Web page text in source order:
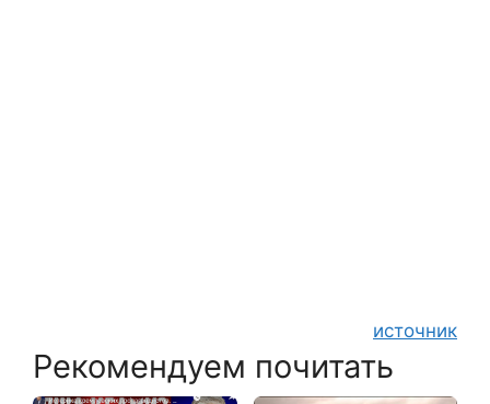
источник
Рекомендуем почитать